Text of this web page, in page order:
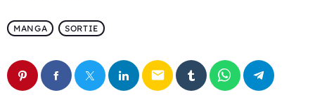
MANGA SORTIE
email